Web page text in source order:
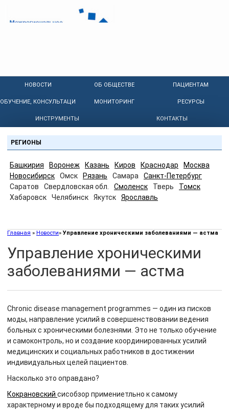
НОВОСТИ ОБ ОБЩЕСТВЕ ПАЦИЕНТАМ
ОБУЧЕНИЕ, КОНСУЛЬТАЦИИ МОНИТОРИНГ РЕСУРСЫ
ИНСТРУМЕНТЫ КОНТАКТЫ
РЕГИОНЫ
Башкирия Воронеж Казань Киров Краснодар
Москва
Новосибирск
Омск Рязань Самара
Санкт-Петербург
Саратов
Свердловская обл. Смоленск Тверь
Томск
Хабаровск
Челябинск Якутск Ярославль
Главная » Новости» Управление хроническими заболеваниями — астма
Управление хроническими
заболеваниями — астма
Chronic disease management programmes — один из писков
моды, направление усилий в совершенствовании ведения
больных с хроническими болезнями. Это не только обучение
и самоконтроль, но и создание координированных усилий
медицинских и социальных работников в достижении
индивидуальных целей пациентов.
Насколько это оправдано?
Кокрановский сисобзор примениетльно к самому
характерному и вроде бы подходящему для таких усилий